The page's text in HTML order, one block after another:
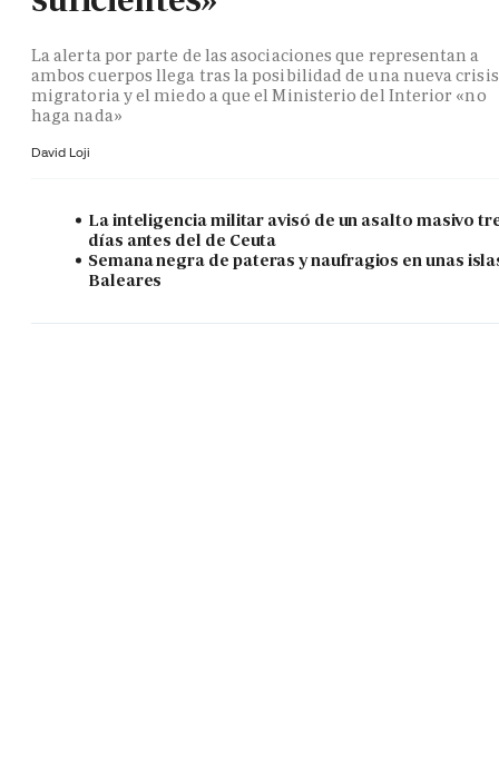
La alerta por parte de las asociaciones que representan a
ambos cuerpos llega tras la posibilidad de una nueva crisis
migratoria y el miedo a que el Ministerio del Interior «no
haga nada»
David Loji
La inteligencia militar avisó de un asalto masivo
días antes del de Ceuta
Semana negra de pateras y naufragios en unas
Baleares